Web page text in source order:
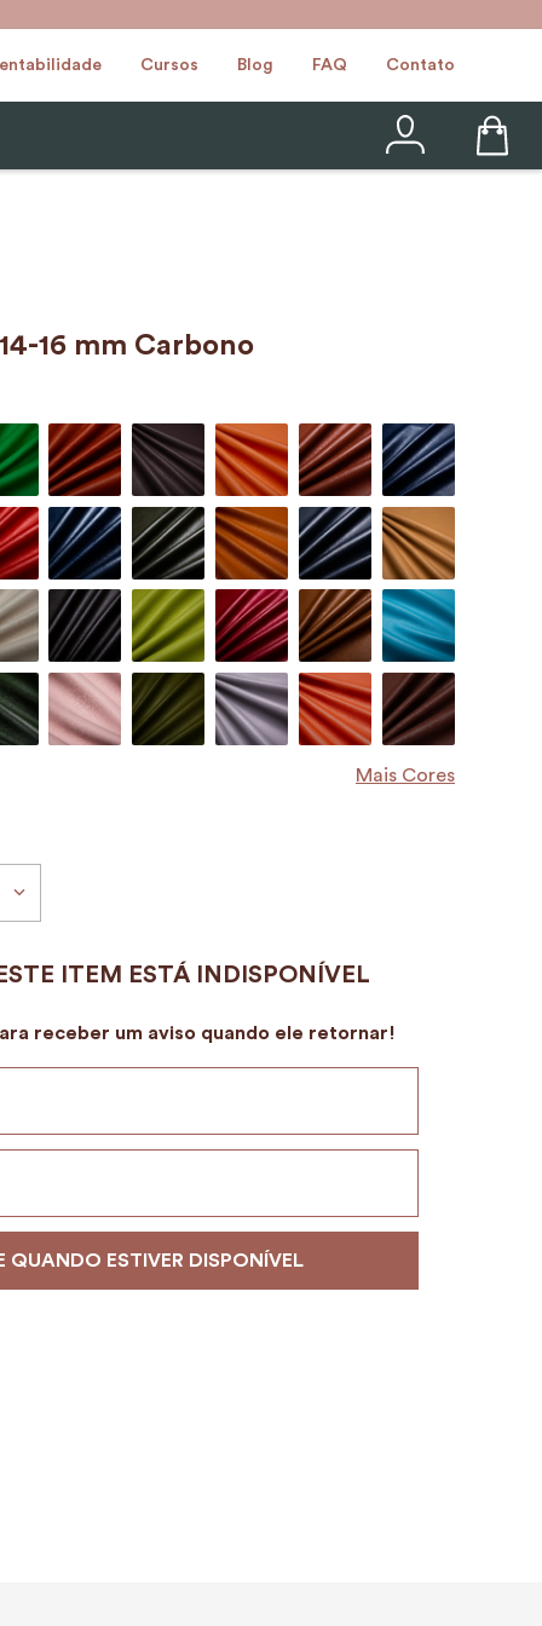
Cursos Blog FAQ Contato
16 mm Carbono
Mais Cores